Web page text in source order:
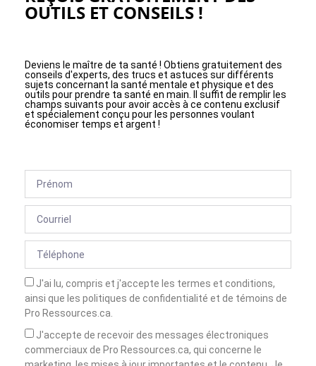
OUTILS ET CONSEILS !
Deviens le maître de ta santé ! Obtiens gratuitement des
conseils d'experts, des trucs et astuces sur différents
sujets concernant la santé mentale et physique et des
outils pour prendre ta santé en main. Il suffit de remplir les
champs suivants pour avoir accès à ce contenu exclusif
et spécialement conçu pour les personnes voulant
économiser temps et argent !
J'ai lu, compris et j'accepte les termes et conditions,
ainsi que les politiques de confidentialité et de témoins de
Pro Ressources.ca.
J'accepte de recevoir des messages électroniques
commerciaux de Pro Ressources.ca, qui concerne le